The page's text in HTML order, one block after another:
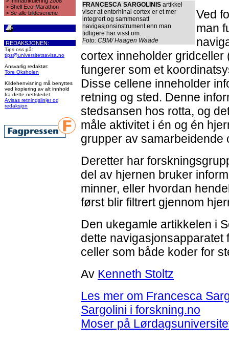
> Shell Eco-Marathon
> Se alle bildeseriene
REDAKSJONEN:
Tips oss på:
tips@universitetsavisa.no
Ansvarlig redaktør:
Tore Oksholen
Kildehenvisning må benyttes
ved kopiering av alt innhold
fra dette nettstedet.
Avisas retningslinjer og
redaksjon
FRANCESCA SARGOLINIS artikkel
viser at entorhinal cortex er et mer
integrert og sammensatt
navigasjonsinstrument enn man
tidligere har visst om.
Foto: CBM/ Haagen Waade
Ved
man
cortex inneholder gridceller
fungerer som et
Disse cellene inneholder
retning og sted. Denne
stedsansen hos rotta, og
måle aktivitet i én og én
grupper av samarbeidende
Deretter har
del av hjernen bruker
minner, eller hvordan
først blir filtrert gjennom
Den ukegamle artikkelen i
dette
celler som både koder for
Av Kenneth Stoltz
Les mer om Francesca
Sargolini i forskning.no
Moser på